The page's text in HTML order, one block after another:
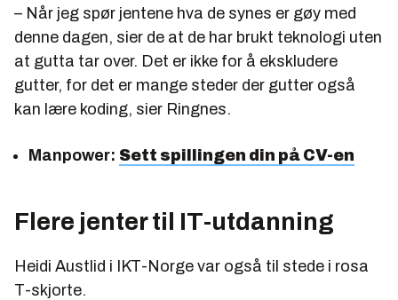
– Når jeg spør jentene hva de synes er gøy med
denne dagen, sier de at de har brukt teknologi uten
at gutta tar over. Det er ikke for å ekskludere
gutter, for det er mange steder der gutter også
kan lære koding, sier Ringnes.
Manpower: Sett spillingen din på CV-en
Flere jenter til IT-utdanning
Heidi Austlid i IKT-Norge var også til stede i rosa
T-skjorte.